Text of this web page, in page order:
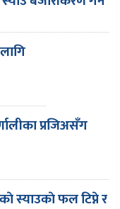
प्रजिअसँग
स्याउकाे फल टिप्ने र